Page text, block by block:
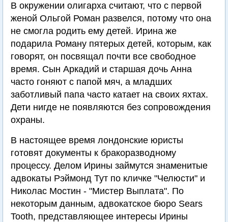
В окружении олигарха считают, что с первой
женой Ольгой Роман развелся, потому что она
не смогла родить ему детей. Ирина же
подарила Роману пятерых детей, которым, как
говорят, он посвящал почти все свободное
время. Сын Аркадий и старшая дочь Анна
часто гоняют с папой мяч, а младших
заботливый папа часто катает на своих яхтах.
Дети нигде не появляются без сопровождения
охраны.
В настоящее время лондонские юристы
готовят документы к бракоразводному
процессу. Делом Ирины займутся знаменитые
адвокаты Рэймонд Тут по кличке "Челюсти" и
Николас Мостин - "Мистер Выплата". По
некоторым данным, адвокатское бюро Sears
Tooth, представляющее интересы Ирины